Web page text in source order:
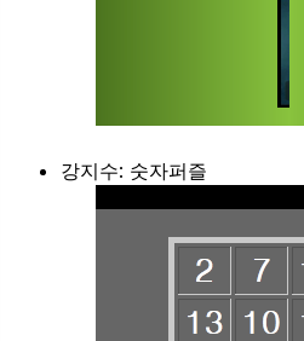
강지수: 숫자퍼즐